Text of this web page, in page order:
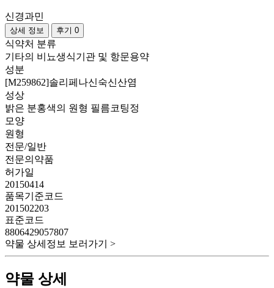
신경과민
상세 정보 후기 0
식약처 분류
기타의 비뇨생식기관 및 항문용약
성분
[M259862]솔리페나신숙신산염
성상
밝은 분홍색의 원형 필름코팅정
모양
원형
전문/일반
전문의약품
허가일
20150414
품목기준코드
201502203
표준코드
8806429057807
약물 상세정보 보러가기 >
약물 상세